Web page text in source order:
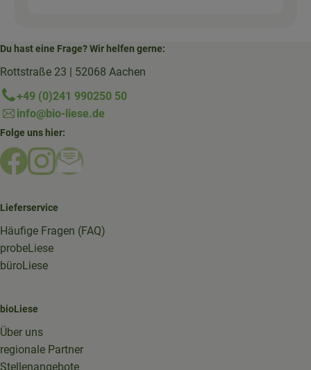
Du hast eine Frage? Wir helfen gerne:
Rottstraße 23 | 52068 Aachen
+49 (0)241 990250 50
info@bio-liese.de
Folge uns hier:
Externer Link zu https://www.facebook.com/
Externer Link zu https://www.instagram.com/
Externer Link zu https://mailchi.mp/
Lieferservice
Häufige Fragen (FAQ)
probeLiese
büroLiese
bioLiese
Über uns
regionale Partner
Stellenangebote